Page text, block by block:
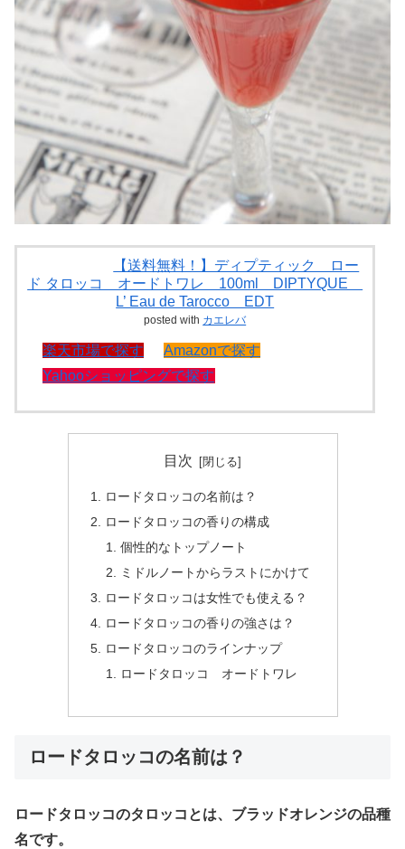
【送料無料！】ディプティック ロー
ド タロッコ オードトワレ 100ml DIPTYQUE
L’ Eau de Tarocco EDT
posted with カエレバ
楽天市場で探す
Amazonで探す
Yahooショッピングで探す
目次
ロードタロッコの名前は？
ロードタロッコの香りの構成
個性的なトップノート
ミドルノートからラストにかけて
ロードタロッコは女性でも使える？
ロードタロッコの香りの強さは？
ロードタロッコのラインナップ
ロードタロッコ オードトワレ
ロードタロッコの名前は？
ロードタロッコのタロッコとは、ブラッドオレンジの品種
名です。